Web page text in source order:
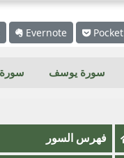
Evernote Pocket
سورة يوسف
فهرس السور